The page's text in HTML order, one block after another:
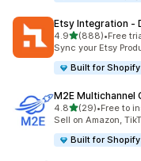
Etsy Integration ‑
4.9별 5개 중
(888)
총 리뷰 888개
•Free
Sync your Etsy
Built for Shopify
M2E Multichannel
4.8별 5개 중
(29)
총 리뷰 29개
•Free to
Sell on Amazon,
Built for Shopify